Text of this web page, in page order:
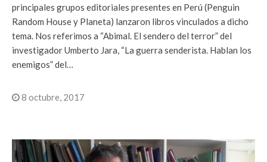
principales grupos editoriales presentes en Perú (Penguin
Random House y Planeta) lanzaron libros vinculados a dicho
tema. Nos referimos a “Abimal. El sendero del terror” del
investigador Umberto Jara, “La guerra senderista. Hablan los
enemigos” del…
8 octubre, 2017